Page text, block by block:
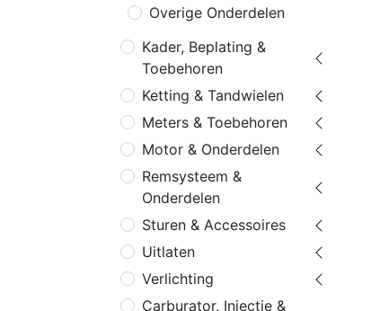
Overige Onderdelen
Kader, Beplating &
Toebehoren
Ketting & Tandwielen
Meters & Toebehoren
Motor & Onderdelen
Remsysteem &
Onderdelen
Sturen & Accessoires
Uitlaten
Verlichting
Carburator, Injectie &